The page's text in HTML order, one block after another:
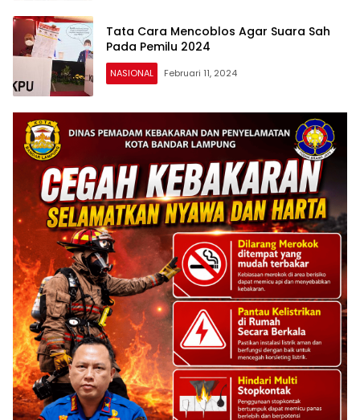
Tata Cara Mencoblos Agar Suara Sah
Pada Pemilu 2024
NASIONAL Februari 11, 2024